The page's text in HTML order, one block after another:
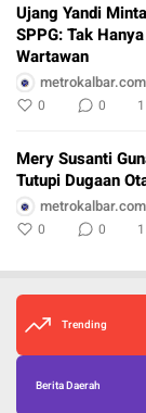
Ujang Yandi
SPPG: Tak
Wartawan
metrokalbar.com
0 0
Mery Susanti
Tutupi Dugaan
metrokalbar.com
0 0
Trending
Berita Daerah